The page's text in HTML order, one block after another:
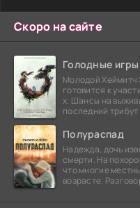
Скоро на сайте
Голодные
Молодой Хеймитч
готовится к
х. Шансы на
последний
Полураспад
Надежда, дочь
смерти. На
что многие
возрасте.